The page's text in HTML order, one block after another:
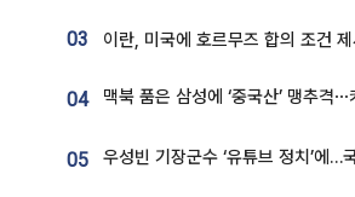
03
04
05